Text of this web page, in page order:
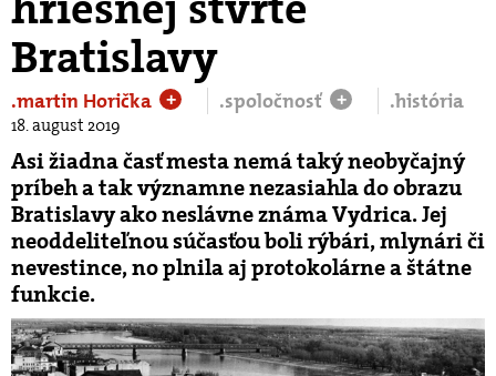
Bratislavy
.martin Horička + .spoločnosť + .história
18. august 2019
Asi žiadna časť mesta nemá taký neobyčajný
príbeh a tak významne nezasiahla do obrazu
Bratislavy ako neslávne známa Vydrica. Jej
neoddeliteľnou súčasťou boli rýbári, mlynári či
nevestince, no plnila aj protokolárne a štátne
funkcie.